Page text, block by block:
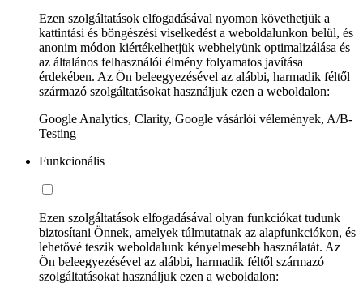
Ezen szolgáltatások elfogadásával nyomon követhetjük a
kattintási és böngészési viselkedést a weboldalunkon belül, és
anonim módon kiértékelhetjük webhelyünk optimalizálása és
az általános felhasználói élmény folyamatos javítása
érdekében. Az Ön beleegyezésével az alábbi, harmadik féltől
származó szolgáltatásokat használjuk ezen a weboldalon:
Google Analytics, Clarity, Google vásárlói vélemények, A/B-
Testing
Funkcionális
Ezen szolgáltatások elfogadásával olyan funkciókat tudunk
biztosítani Önnek, amelyek túlmutatnak az alapfunkciókon, és
lehetővé teszik weboldalunk kényelmesebb használatát. Az
Ön beleegyezésével az alábbi, harmadik féltől származó
szolgáltatásokat használjuk ezen a weboldalon: